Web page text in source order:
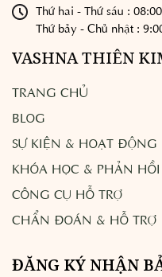
Thứ hai - Thứ sáu :
Thứ bảy - Chủ nhật :
VASHNA THIÊN
TRANG CHỦ
BLOG
SỰ KIỆN & HOẠT ĐỘNG
KHÓA HỌC & PHẢN HỒI
CÔNG CỤ HỖ TRỢ
CHẨN ĐOÁN & HỖ TRỢ
ĐĂNG KÝ NHẬN